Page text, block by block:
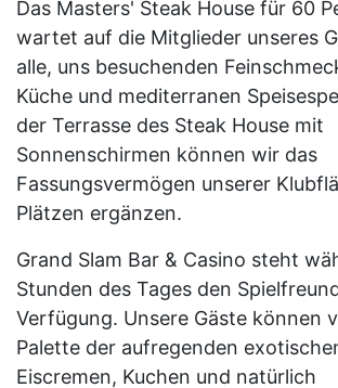
Das Masters' Steak House für 60
wartet auf die Mitglieder unseres
alle, uns besuchenden
Küche und mediterranen
der Terrasse des Steak House mit
Sonnenschirmen können wir das
Fassungsvermögen unserer
Plätzen ergänzen.
Grand Slam Bar & Casino steht
Stunden des Tages den
Verfügung. Unsere Gäste können
Palette der aufregenden
Eiscremen, Kuchen und natürlich